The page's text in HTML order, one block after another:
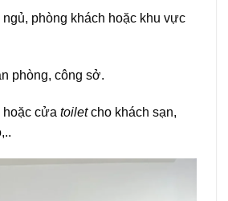
phòng khách hoặc khu vực
phòng, công sở.
hoặc cửa toiletcho khách sạn,